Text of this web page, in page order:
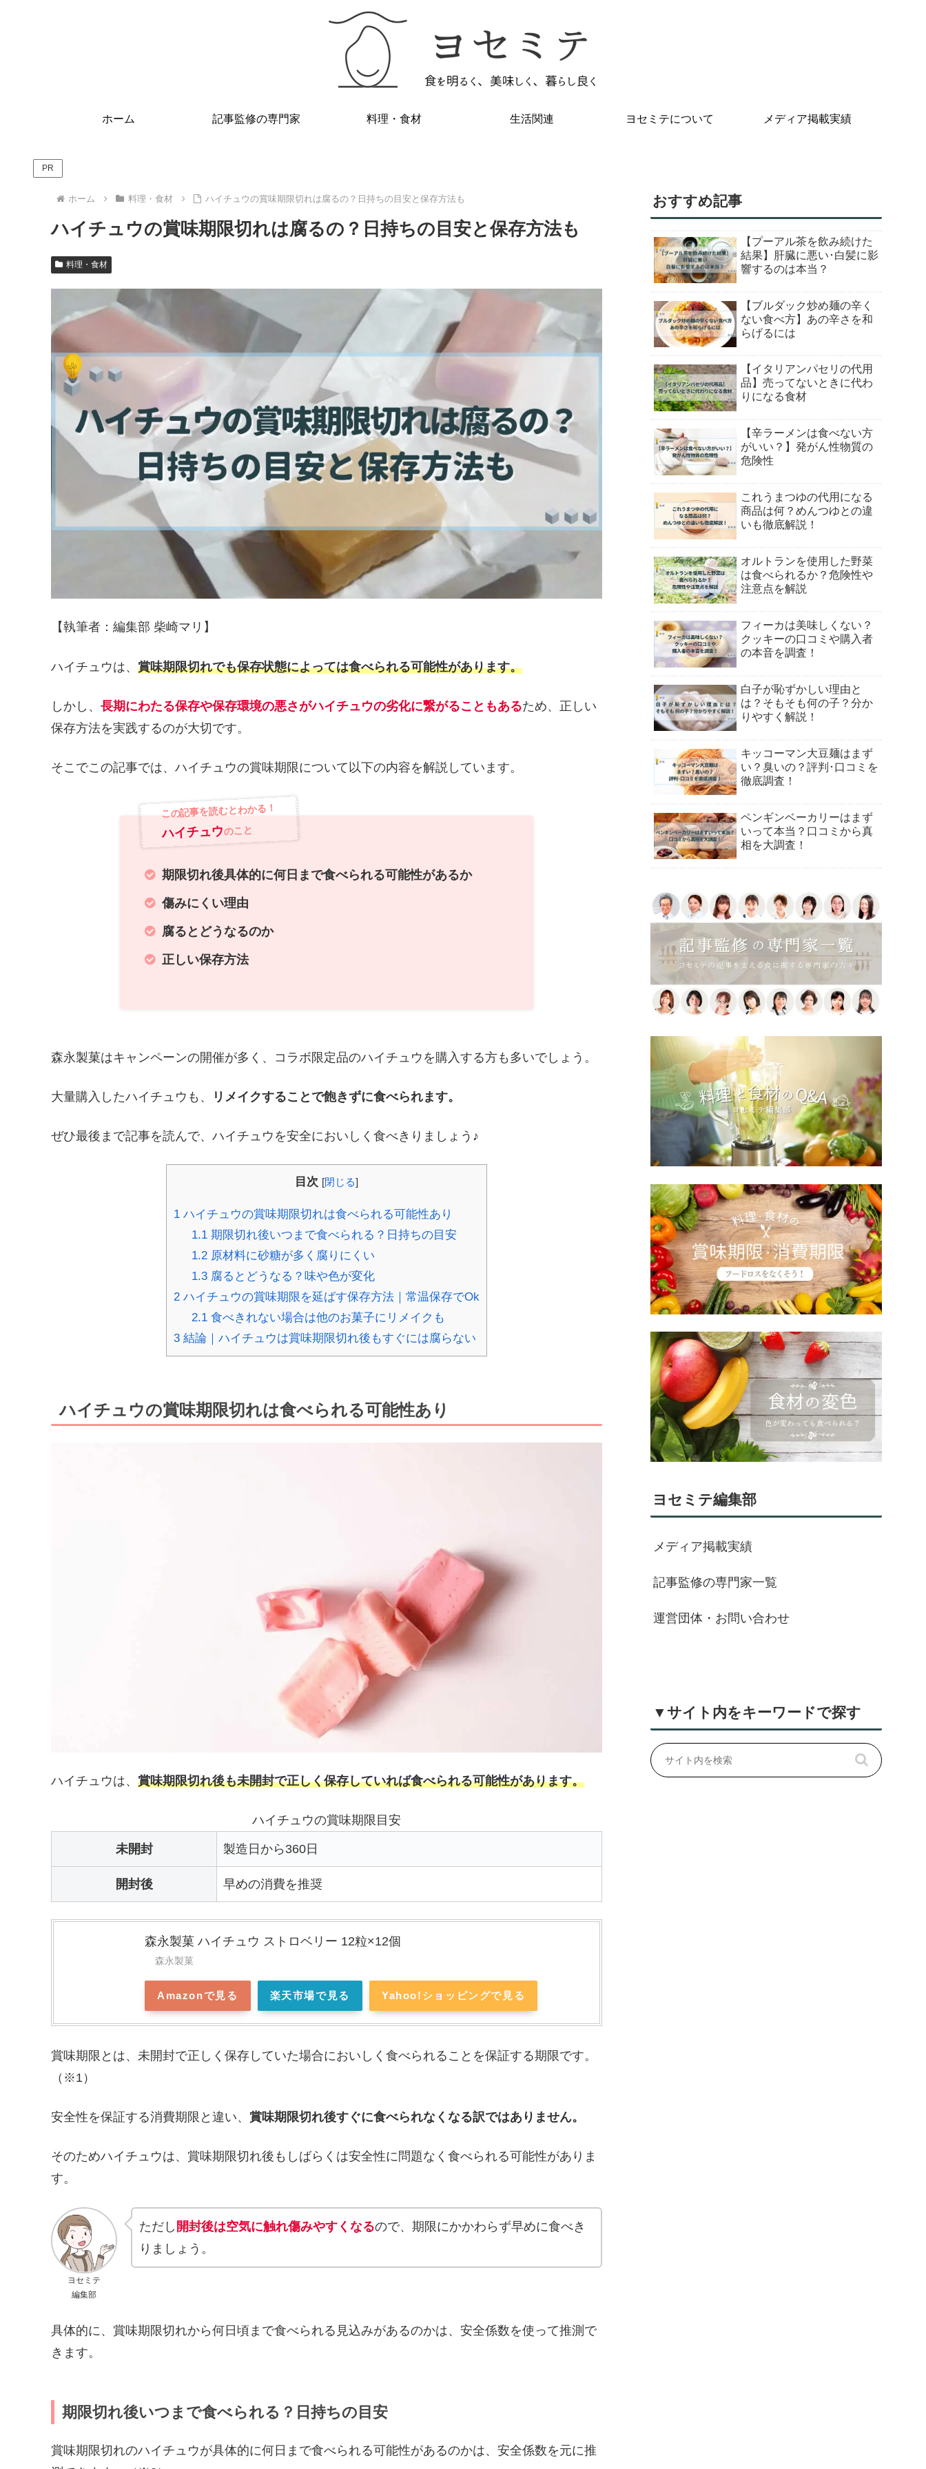
ホーム 記事監修の専門家 料理・食材 生活関連 ヨセミテについて メディア掲載実績
PR
ホーム 料理・食材 ハイチュウの賞味期限切れは腐るの？日持ちの目安と保存方法も
ハイチュウの賞味期限切れは腐るの？日持ちの目安と保存方法も
料理・食材
【執筆者：編集部 柴崎マリ】
ハイチュウは、 賞味期限切れでも保存状態によっては食べられる可能性があります。
しかし、 長期にわたる保存や保存環境の悪さがハイチュウの劣化に繋がることもあるため、正しい
保存方法を実践するのが大切です。
そこでこの記事では、ハイチュウの賞味期限について以下の内容を解説しています。
この記事を読むとわかる！
ハイチュウのこと
期限切れ後具体的に何日まで食べられる可能性があるか
傷みにくい理由
腐るとどうなるのか
正しい保存方法
森永製菓はキャンペーンの開催が多く、コラボ限定品のハイチュウを購入する方も多いでしょう。
大量購入したハイチュウも、 リメイクすることで飽きずに食べられます。
ぜひ最後まで記事を読んで、ハイチュウを安全においしく食べきりましょう♪
目次 [閉じる]
1 ハイチュウの賞味期限切れは食べられる可能性あり
1.1期限切れ後いつまで食べられる？日持ちの目安
1.2原材料に砂糖が多く腐りにくい
1.3腐るとどうなる？味や色が変化
2 ハイチュウの賞味期限を延ばす保存方法｜常温保存でOk
2.1食べきれない場合は他のお菓子にリメイクも
3 結論｜ハイチュウは賞味期限切れ後もすぐには腐らない
ハイチュウの賞味期限切れは食べられる可能性あり
ハイチュウは、 賞味期限切れ後も未開封で正しく保存していれば食べられる可能性があります。
ハイチュウの賞味期限目安
未開封 製造日から360日
開封後 早めの消費を推奨
森永製菓 ハイチュウ ストロベリー 12粒×12個
森永製菓
Amazonで見る 楽天市場で見る Yahoo!ショッピングで見る
賞味期限とは、未開封で正しく保存していた場合においしく食べられることを保証する期限です。
（※1）
安全性を保証する消費期限と違い、 賞味期限切れ後すぐに食べられなくなる訳ではありません。
そのためハイチュウは、賞味期限切れ後もしばらくは安全性に問題なく食べられる可能性がありま
す。
ヨセミテ
編集部
ただし 開封後は空気に触れ傷みやすくなるので、期限にかかわらず早めに食べき
りましょう。
具体的に、賞味期限切れから何日頃まで食べられる見込みがあるのかは、安全係数を使って推測で
きます。
期限切れ後いつまで食べられる？日持ちの目安
賞味期限切れのハイチュウが具体的に何日まで食べられる可能性があるのかは、安全係数を元に推
おすすめ記事
【プーアル茶を飲み続けた
結果】肝臓に悪い･白髪に影
響するのは本当？
【ブルダック炒め麺の辛く
ない食べ方】あの辛さを和
らげるには
【イタリアンパセリの代用
品】売ってないときに代わ
りになる食材
【辛ラーメンは食べない方
がいい？】発がん性物質の
危険性
これうまつゆの代用になる
商品は何？めんつゆとの違
いも徹底解説！
オルトランを使用した野菜
は食べられるか？危険性や
注意点を解説
フィーカは美味しくない？
クッキーの口コミや購入者
の本音を調査！
白子が恥ずかしい理由と
は？そもそも何の子？分か
りやすく解説！
キッコーマン大豆麺はまず
い？臭いの？評判･口コミを
徹底調査！
ペンギンベーカリーはまず
いって本当？口コミから真
相を大調査！
ヨセミテ編集部
メディア掲載実績
記事監修の専門家一覧
運営団体・お問い合わせ
▼サイト内をキーワードで探す